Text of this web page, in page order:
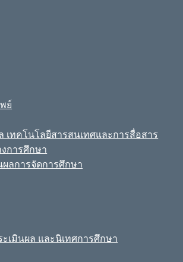
ย์
เทคโนโลยีสารสนเทศและการสื่อสาร
การศึกษา
ลการจัดการศึกษา
เมินผล และนิเทศการศึกษา